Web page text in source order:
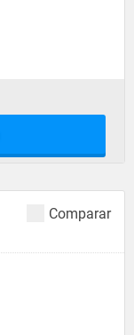
Comparar